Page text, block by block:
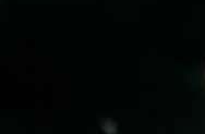
SOM.
Histórias de